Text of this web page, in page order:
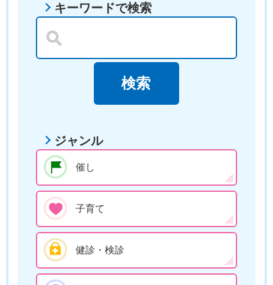
キーワードで検索
ジャンル
催し
子育て
健診・検診